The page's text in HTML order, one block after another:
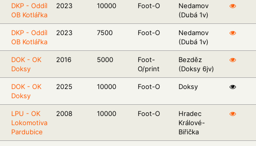
DKP - Oddíl
OB Kotlářka
2023 10000 Foot-O
Nedamov
(Dubá 1v)
DKP - Oddíl
OB Kotlářka
2023 7500 Foot-O
Nedamov
(Dubá 1v)
DOK - OK
Doksy
2016 5000
Foot-
O/print
Bezděz
(Doksy 6jv)
DOK - OK
Doksy
2025 10000 Foot-O Doksy
LPU - OK
Lokomotiva
Pardubice
2008 10000 Foot-O
Hradec
Králové-
Biřička